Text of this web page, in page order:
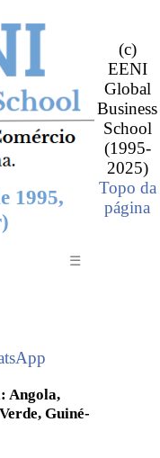
1995,
☰
Angola,
Guiné-
(c)
EENI
Global
Business
School
(1995-
2025)
Topo da
página